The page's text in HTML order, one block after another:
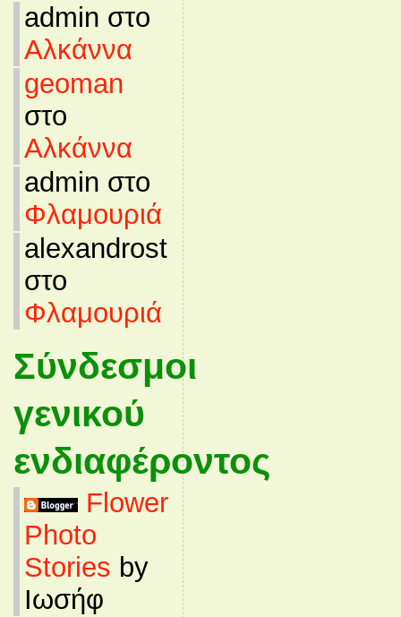
admin στο
Αλκάννα
geoman
στο
Αλκάννα
admin στο
Φλαμουριά
alexandrost
στο
Φλαμουριά
Σύνδεσμοι
γενικού
ενδιαφέροντος
Flower
Photo
Stories by
Ιωσήφ